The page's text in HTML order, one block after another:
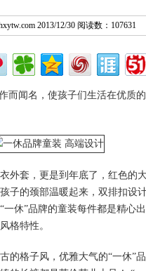
2013/12/30 阅读数：107631
而闻名，使孩子们生活在优质
外套，更是到年底了，红色的
子的颈部温暖起来，双排扣设
休”品牌的童装每件都是精心
格特性。
的格子风，优雅大气的“一休”